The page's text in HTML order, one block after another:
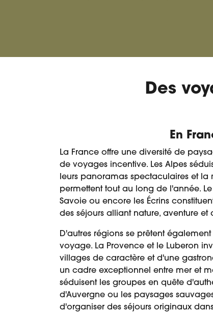
Des
En
La France offre une diversité de
de voyages incentive. Les Alpes
leurs panoramas spectaculaires et la
permettent tout au long de l'année. Le
Savoie ou encore les Écrins
des séjours alliant nature, aventure et
D'autres régions se prêtent
voyage. La Provence et le Luberon
villages de caractère et d'une
un cadre exceptionnel entre mer et
séduisent les groupes en quête
d'Auvergne ou les paysages
d'organiser des séjours originaux